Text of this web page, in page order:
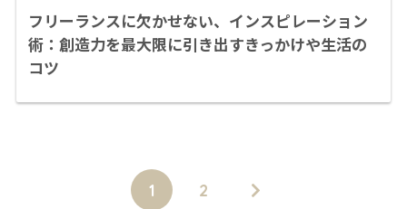
フリーランスに欠かせない、インスピレーション
術：創造力を最大限に引き出すきっかけや生活の
コツ
1 2